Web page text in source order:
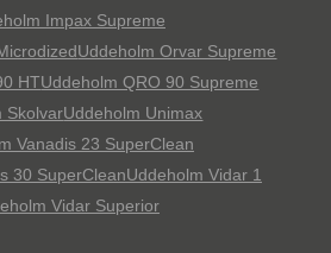
Impax Supreme
Uddeholm Orvar Supreme
HTUddeholm QRO 90 Supreme
SkolvarUddeholm Unimax
Vanadis 23 SuperClean
30 SuperCleanUddeholm Vidar 1
Vidar Superior